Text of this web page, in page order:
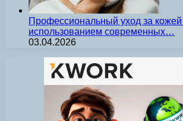
Профессиональный уход за кожей
использованием современных…
03.04.2026